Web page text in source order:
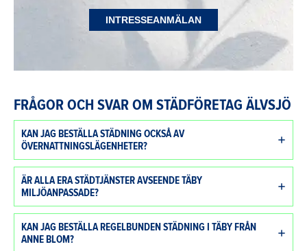
INTRESSEANMÄLAN
FRÅGOR OCH SVAR OM STÄDFÖRETAG ÄLVSJÖ
KAN JAG BESTÄLLA STÄDNING OCKSÅ AV
ÖVERNATTNINGSLÄGENHETER?
ÄR ALLA ERA STÄDTJÄNSTER AVSEENDE TÄBY
MILJÖANPASSADE?
KAN JAG BESTÄLLA REGELBUNDEN STÄDNING I TÄBY FRÅN
ANNE BLOM?